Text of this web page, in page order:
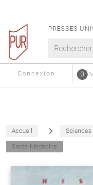
PRESSES
Connexion 0
Accueil navigate_next Sciences
Santé-Médecine